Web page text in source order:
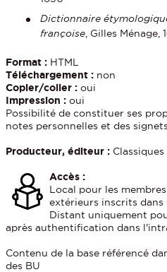
Dictionnaire
françoise , Gilles Ménage,
Format : HTML
Téléchargement : non
Copier/coller :oui
Impression :oui
Possibilité de constituer ses
notes personnelles et des signets.
Producteur, éditeur :
Accès :
Local pour les
extérieurs inscrits
Distant uniquement
après authentification dans
Contenu de la base référencé
des BU